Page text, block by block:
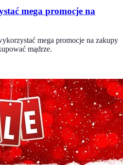
mega promocje na
mega promocje na zakupy
mądrze.